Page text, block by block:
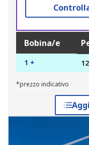
Bobina/e
1 +
*prezzo indicativo